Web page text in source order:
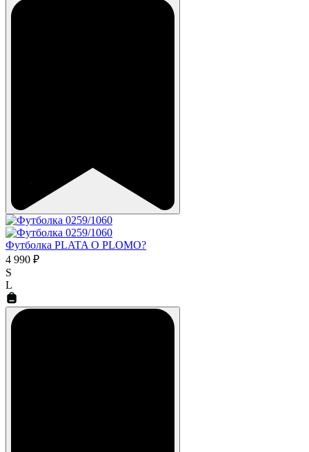
Футболка PLATA O PLOMO?
4 990 ₽
S
L